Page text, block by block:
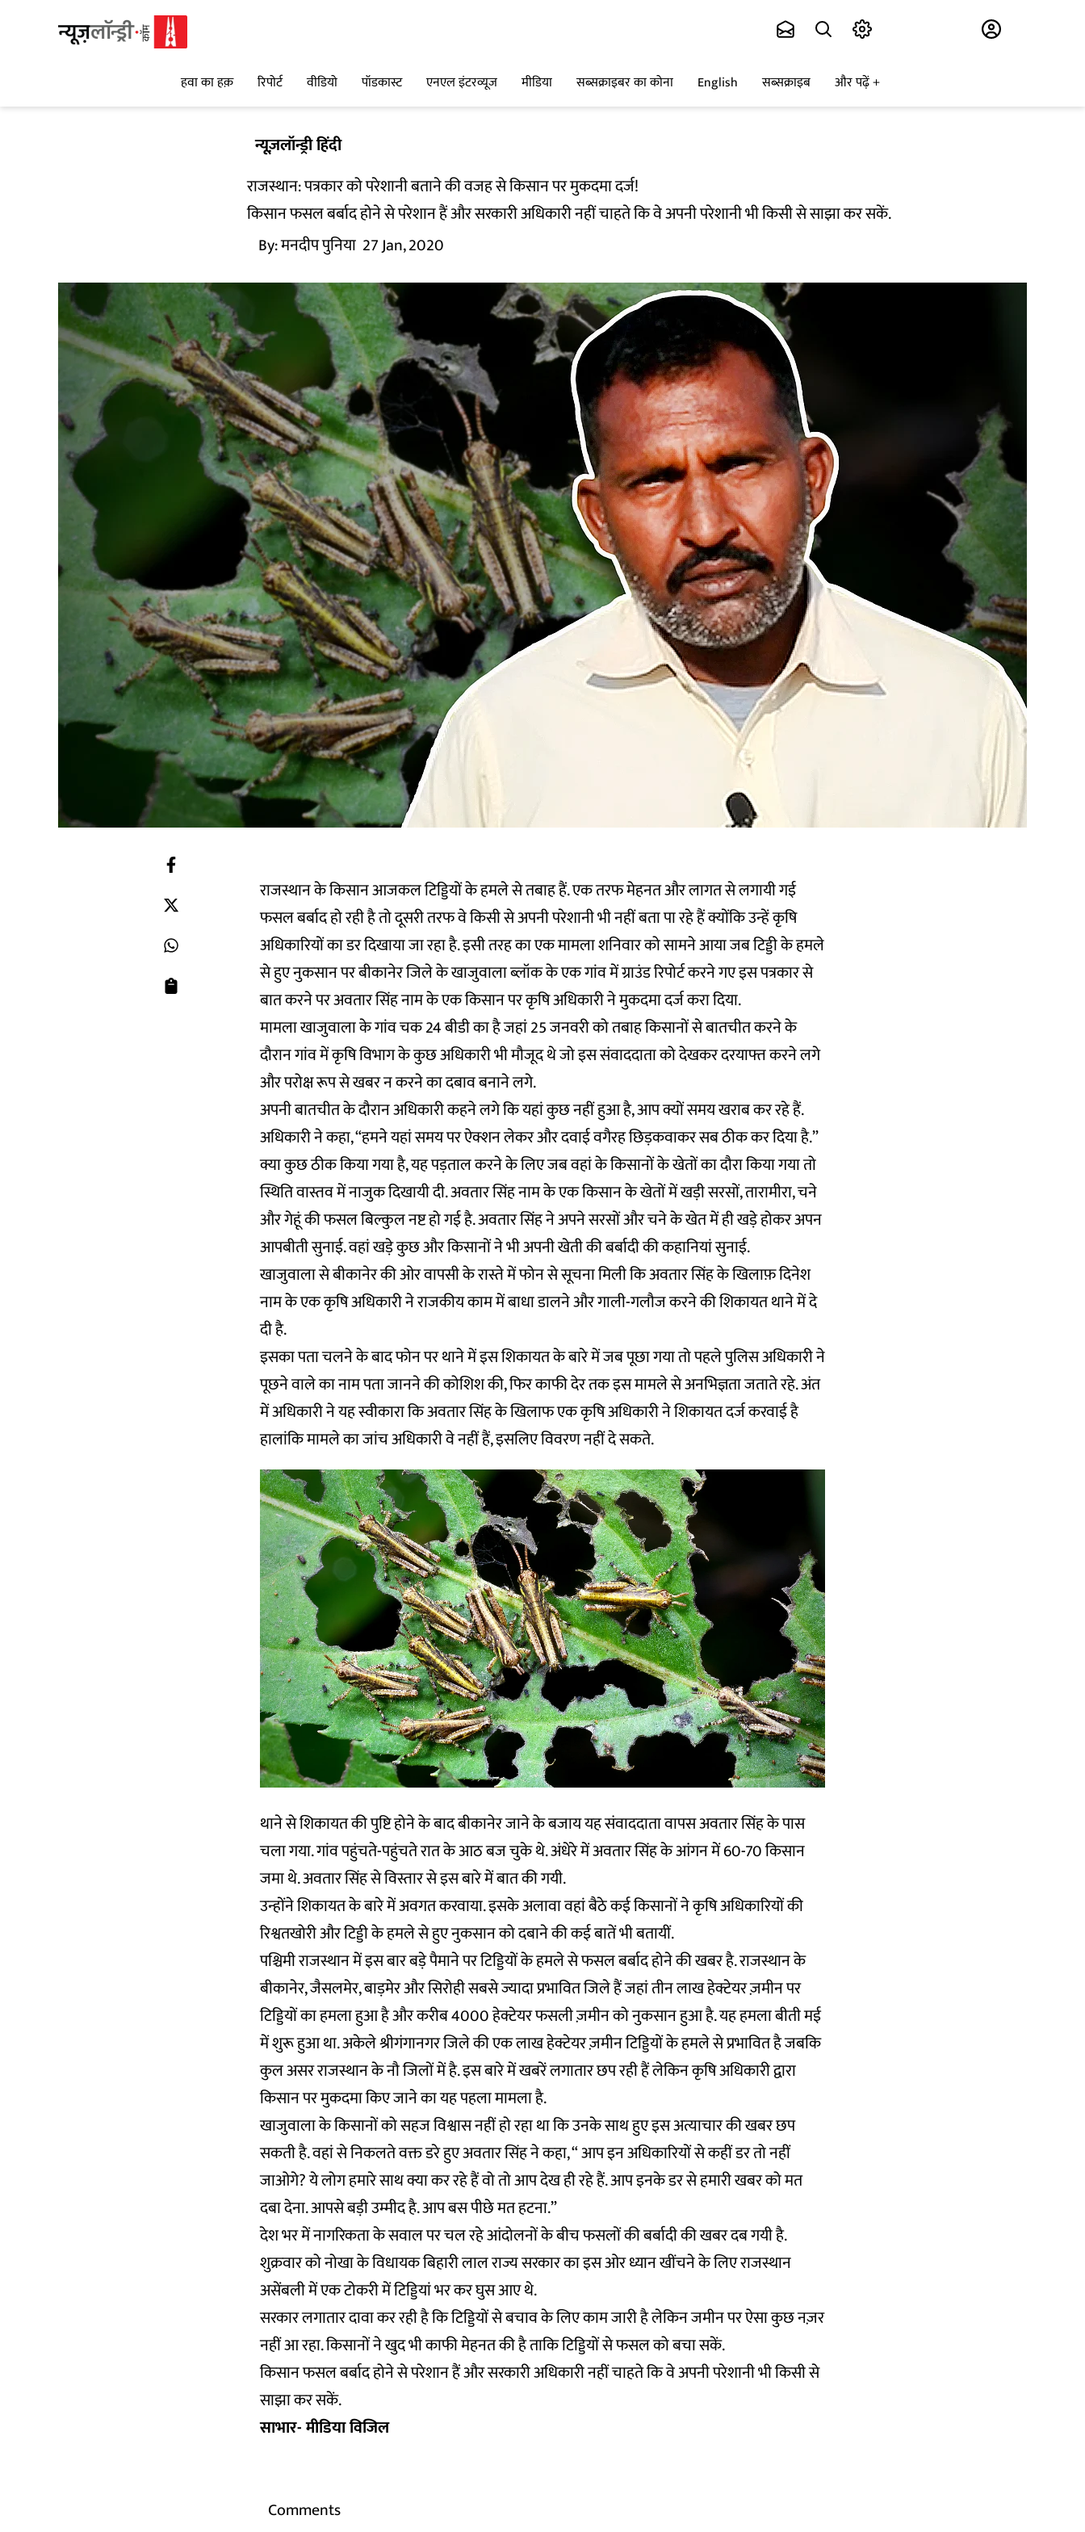
हवा का हक़ रिपोर्ट वीडियो पॉडकास्ट एनएल इंटरव्यूज मीडिया सब्सक्राइबर का कोना English सब्सक्राइब और पढ़ें
न्यूज़लॉन्ड्री हिंदी
राजस्थान: पत्रकार को परेशानी बताने की वजह से किसान पर मुकदमा दर्ज!
किसान फसल बर्बाद होने से परेशान हैं और सरकारी अधिकारी नहीं चाहते कि वे अपनी परेशानी भी किसी से साझा कर सकें.
By:मनदीप पुनिया 27 Jan, 2020
राजस्थान के किसान आजकल टिड्डियों के हमले से तबाह हैं. एक तरफ मेहनत और लागत से लगायी गई
फसल बर्बाद हो रही है तो दूसरी तरफ वे किसी से अपनी परेशानी भी नहीं बता पा रहे हैं क्योंकि उन्हें कृषि
अधिकारियों का डर दिखाया जा रहा है. इसी तरह का एक मामला शनिवार को सामने आया जब टिड्डी के हमले
से हुए नुकसान पर बीकानेर जिले के खाजुवाला ब्लॉक के एक गांव में ग्राउंड रिपोर्ट करने गए इस पत्रकार से
बात करने पर अवतार सिंह नाम के एक किसान पर कृषि अधिकारी ने मुकदमा दर्ज करा दिया.
मामला खाजुवाला के गांव चक 24 बीडी का है जहां 25 जनवरी को तबाह किसानों से बातचीत करने के
दौरान गांव में कृषि विभाग के कुछ अधिकारी भी मौजूद थे जो इस संवाददाता को देखकर दरयाफ्त करने लगे
और परोक्ष रूप से खबर न करने का दबाव बनाने लगे.
अपनी बातचीत के दौरान अधिकारी कहने लगे कि यहां कुछ नहीं हुआ है, आप क्यों समय खराब कर रहे हैं.
अधिकारी ने कहा, “हमने यहां समय पर ऐक्शन लेकर और दवाई वगैरह छिड़कवाकर सब ठीक कर दिया है.”
क्या कुछ ठीक किया गया है, यह पड़ताल करने के लिए जब वहां के किसानों के खेतों का दौरा किया गया तो
स्थिति वास्तव में नाजुक दिखायी दी. अवतार सिंह नाम के एक किसान के खेतों में खड़ी सरसों, तारामीरा, चने
और गेहूं की फसल बिल्कुल नष्ट हो गई है. अवतार सिंह ने अपने सरसों और चने के खेत में ही खड़े होकर अपन
आपबीती सुनाई. वहां खड़े कुछ और किसानों ने भी अपनी खेती की बर्बादी की कहानियां सुनाई.
खाजुवाला से बीकानेर की ओर वापसी के रास्ते में फोन से सूचना मिली कि अवतार सिंह के खिलाफ़ दिनेश
नाम के एक कृषि अधिकारी ने राजकीय काम में बाधा डालने और गाली-गलौज करने की शिकायत थाने में दे
दी है.
इसका पता चलने के बाद फोन पर थाने में इस शिकायत के बारे में जब पूछा गया तो पहले पुलिस अधिकारी ने
पूछने वाले का नाम पता जानने की कोशिश की, फिर काफी देर तक इस मामले से अनभिज्ञता जताते रहे. अंत
में अधिकारी ने यह स्वीकारा कि अवतार सिंह के खिलाफ एक कृषि अधिकारी ने शिकायत दर्ज करवाई है
हालांकि मामले का जांच अधिकारी वे नहीं हैं, इसलिए विवरण नहीं दे सकते.
थाने से शिकायत की पुष्टि होने के बाद बीकानेर जाने के बजाय यह संवाददाता वापस अवतार सिंह के पास
चला गया. गांव पहुंचते-पहुंचते रात के आठ बज चुके थे. अंधेरे में अवतार सिंह के आंगन में 60-70 किसान
जमा थे. अवतार सिंह से विस्तार से इस बारे में बात की गयी.
उन्होंने शिकायत के बारे में अवगत करवाया. इसके अलावा वहां बैठे कई किसानों ने कृषि अधिकारियों की
रिश्वतखोरी और टिड्डी के हमले से हुए नुकसान को दबाने की कई बातें भी बतायीं.
पश्चिमी राजस्थान में इस बार बड़े पैमाने पर टिड्डियों के हमले से फसल बर्बाद होने की खबर है. राजस्थान के
बीकानेर, जैसलमेर, बाड़मेर और सिरोही सबसे ज्यादा प्रभावित जिले हैं जहां तीन लाख हेक्टेयर ज़मीन पर
टिड्डियों का हमला हुआ है और करीब 4000 हेक्टेयर फसली ज़मीन को नुकसान हुआ है. यह हमला बीती मई
में शुरू हुआ था. अकेले श्रीगंगानगर जिले की एक लाख हेक्टेयर ज़मीन टिड्डियों के हमले से प्रभावित है जबकि
कुल असर राजस्थान के नौ जिलों में है. इस बारे में खबरें लगातार छप रही हैं लेकिन कृषि अधिकारी द्वारा
किसान पर मुकदमा किए जाने का यह पहला मामला है.
खाजुवाला के किसानों को सहज विश्वास नहीं हो रहा था कि उनके साथ हुए इस अत्याचार की खबर छप
सकती है. वहां से निकलते वक्त डरे हुए अवतार सिंह ने कहा, “ आप इन अधिकारियों से कहीं डर तो नहीं
जाओगे? ये लोग हमारे साथ क्या कर रहे हैं वो तो आप देख ही रहे हैं. आप इनके डर से हमारी खबर को मत
दबा देना. आपसे बड़ी उम्मीद है. आप बस पीछे मत हटना.”
देश भर में नागरिकता के सवाल पर चल रहे आंदोलनों के बीच फसलों की बर्बादी की खबर दब गयी है.
शुक्रवार को नोखा के विधायक बिहारी लाल राज्य सरकार का इस ओर ध्यान खींचने के लिए राजस्थान
असेंबली में एक टोकरी में टिड्डियां भर कर घुस आए थे.
सरकार लगातार दावा कर रही है कि टिड्डियों से बचाव के लिए काम जारी है लेकिन जमीन पर ऐसा कुछ नज़र
नहीं आ रहा. किसानों ने खुद भी काफी मेहनत की है ताकि टिड्डियों से फसल को बचा सकें.
किसान फसल बर्बाद होने से परेशान हैं और सरकारी अधिकारी नहीं चाहते कि वे अपनी परेशानी भी किसी से
साझा कर सकें.
साभार- मीडिया विजिल
Comments